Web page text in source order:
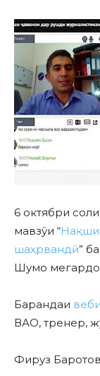
6 октябри
мавзӯи “Нақши
шаҳрвандӣ”
Шумо
Барандаи
ВАО, тренер,
Фируз Баротов